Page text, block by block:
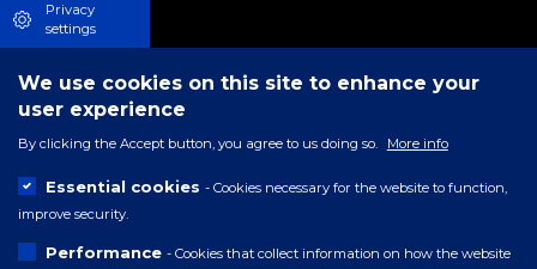
Privacy
settings
We use cookies on this site to enhance your
user experience
By clicking the Accept button, you agree to us doing so. More info
Essential cookies - Cookies necessary for the website to function,
improve security.
Performance - Cookies that collect information on how the website